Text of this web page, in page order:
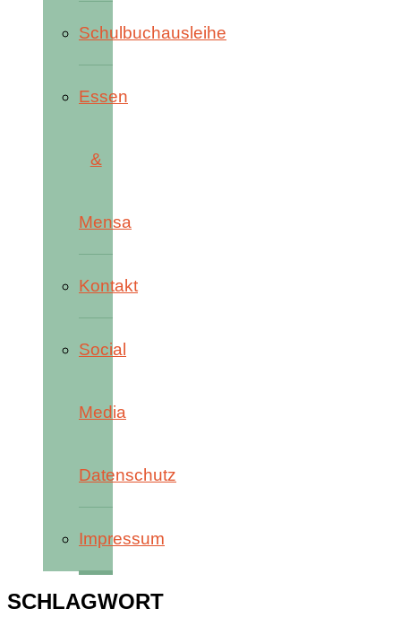
Schulbuchausleihe
Essen
&
Mensa
Kontakt
Social
Media
Datenschutz
Impressum
SCHLAGWORT